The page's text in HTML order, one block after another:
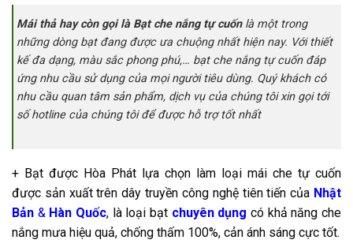
Mái thả hay còn gọi là Bạt che nắng tự cuốnlà một trong
những dòng bạt đang được ưa chuộng nhất hiện nay. Với thiết
kế đa dạng, màu sắc phong phú,… bạt che nắng tự cuốn đáp
ứng nhu cầu sử dụng của mọi người tiêu dùng. Quý khách có
nhu cầu quan tâm sản phẩm, dịch vụ của chúng tôi xin gọi tới
số hotline của chúng tôi để được hỗ trợ tốt nhất
+ Bạt được Hòa Phát lựa chọn làm loại mái che tự cuốn
được sản xuất trên dây truyền công nghệ tiên tiến của Nhật
Bản & Hàn Quốc, là loại bạt chuyên dụng có khả năng che
nắng mưa hiệu quả, chống thấm 100%, cản ánh sáng cực tốt.